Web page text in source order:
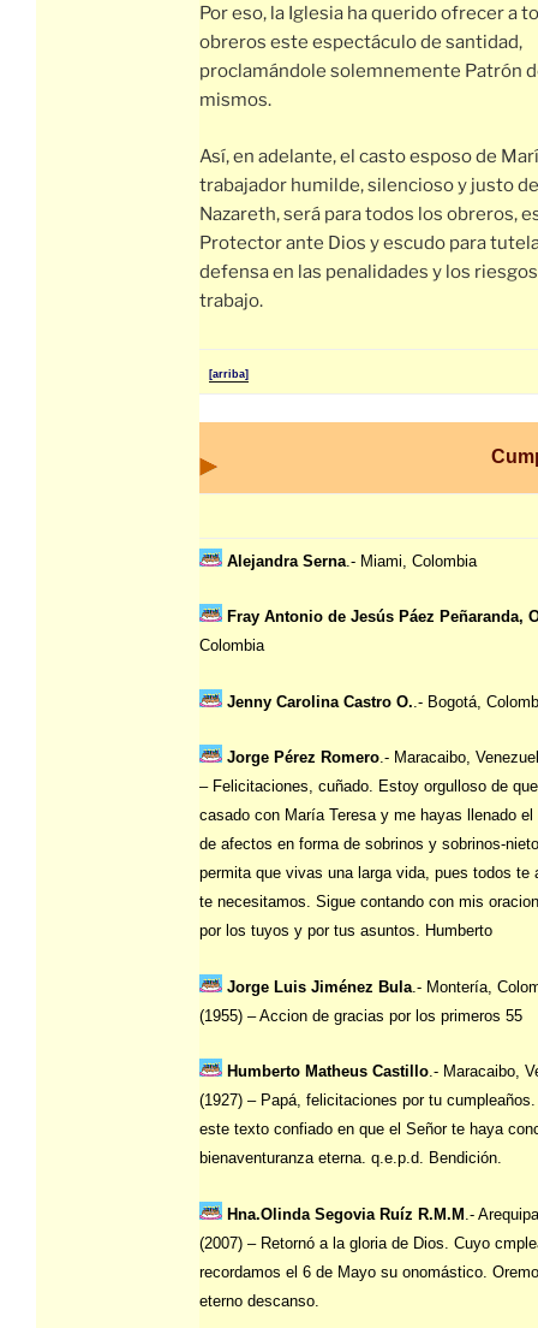
Por eso, la Iglesia ha querido ofrecer a
obreros este espectáculo de santidad,
proclamándole solemnemente Patrón
mismos.
Así, en adelante, el casto esposo de
trabajador humilde, silencioso y justo de
Nazareth, será para todos los obreros,
Protector ante Dios y escudo para
defensa en las penalidades y los
trabajo.
[arriba]
Alejandra Serna .- Miami, Colombia
Fray Antonio de Jesús Páez Peñaranda,
Colombia
Jenny Carolina Castro O. .- Bogotá,
Jorge Pérez Romero.- Maracaibo,
– Felicitaciones, cuñado. Estoy orgulloso de
casado con María Teresa y me hayas llenado el
de afectos en forma de sobrinos y sobrinos-
permita que vivas una larga vida, pues todos te
te necesitamos. Sigue contando con mis
por los tuyos y por tus asuntos. Humberto
Jorge Luis Jiménez Bula .- Montería,
(1955) – Accion de gracias por los primeros 55
Humberto Matheus Castillo.- Maracaibo,
(1927) – Papá, felicitaciones por tu
este texto confiado en que el Señor te haya
bienaventuranza eterna. q.e.p.d. Bendición.
Hna.Olinda Segovia Ruíz R.M.M .-
(2007) – Retornó a la gloria de Dios. Cuyo
recordamos el 6 de Mayo su onomástico.
eterno descanso.